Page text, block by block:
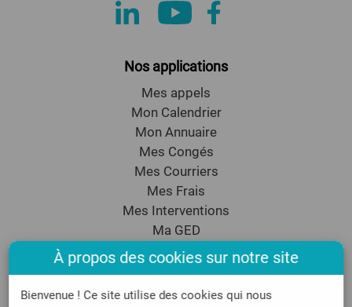
Nos applications
Mes appels
Mon Calendrier
Mon Annuaire
Mes Congés
Mes Courriers
Mes Frais
Mes Interventions
Ma GED
Mon CRM
Assistance
À propos des cookies sur notre site
Bienvenue ! Ce site utilise des cookies qui nous